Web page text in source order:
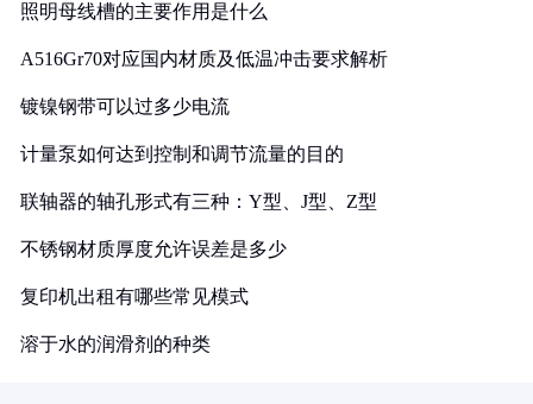
照明母线槽的主要作用是什么
A516Gr70对应国内材质及低温冲击要求解析
镀镍钢带可以过多少电流
计量泵如何达到控制和调节流量的目的
联轴器的轴孔形式有三种：Y型、J型、Z型
不锈钢材质厚度允许误差是多少
复印机出租有哪些常见模式
溶于水的润滑剂的种类